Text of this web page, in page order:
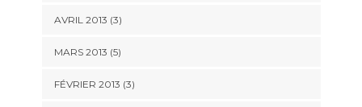
AVRIL 2013 (3)
MARS 2013 (5)
FÉVRIER 2013 (3)